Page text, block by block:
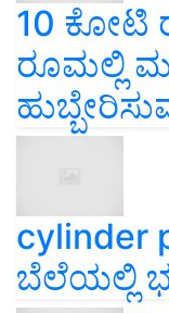
10 ಕೋಟಿ
ರೂಮಲ್ಲಿ
cylinder
ಬೆಲೆಯಲ್ಲಿ